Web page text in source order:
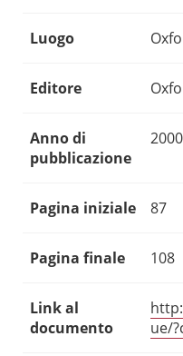
Luogo
Editore
Anno di
pubblicazione
2000
Pagina iniziale 87
Pagina finale 108
Link al
documento
ue/